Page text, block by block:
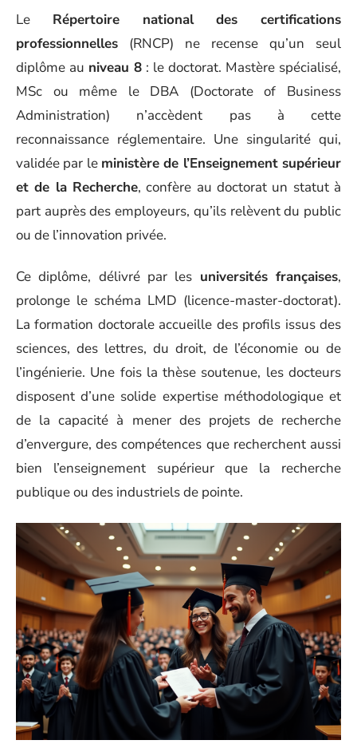
Le Répertoire national des certifications
professionnelles (RNCP) ne recense qu’un seul
diplôme au niveau 8 : le doctorat. Mastère spécialisé,
MSc ou même le DBA (Doctorate of Business
Administration) n’accèdent pas à cette
reconnaissance réglementaire. Une singularité qui,
validée par le ministère de l’Enseignement supérieur
et de la Recherche, confère au doctorat un statut à
part auprès des employeurs, qu’ils relèvent du public
ou de l’innovation privée.
Ce diplôme, délivré par les universités françaises,
prolonge le schéma LMD (licence-master-doctorat).
La formation doctorale accueille des profils issus des
sciences, des lettres, du droit, de l’économie ou de
l’ingénierie. Une fois la thèse soutenue, les docteurs
disposent d’une solide expertise méthodologique et
de la capacité à mener des projets de recherche
d’envergure, des compétences que recherchent aussi
bien l’enseignement supérieur que la recherche
publique ou des industriels de pointe.